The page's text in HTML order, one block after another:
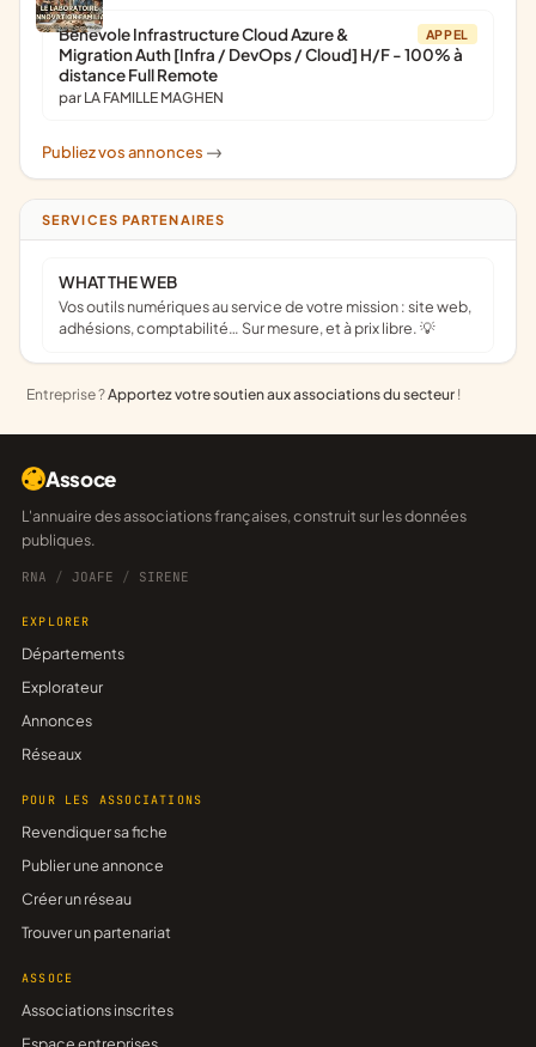
APPEL
Bénévole Infrastructure Cloud Azure &
Migration Auth [Infra / DevOps / Cloud] H/F - 100% à
distance Full Remote
par LA FAMILLE MAGHEN
Publiez vos annonces ->
SERVICES PARTENAIRES
WHAT THE WEB
Vos outils numériques au service de votre mission : site web,
adhésions, comptabilité… Sur mesure, et à prix libre. 💡
Entreprise ?Apportez votre soutien aux associations du secteur !
Assoce
L'annuaire des associations françaises, construit sur les données
publiques.
RNA / JOAFE / SIRENE
EXPLORER
Départements
Explorateur
Annonces
Réseaux
POUR LES ASSOCIATIONS
Revendiquer sa fiche
Publier une annonce
Créer un réseau
Trouver un partenariat
ASSOCE
Associations inscrites